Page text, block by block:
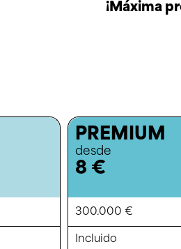
¡Máxima
PREMIUM
desde
8 €
300.000 €
Incluido